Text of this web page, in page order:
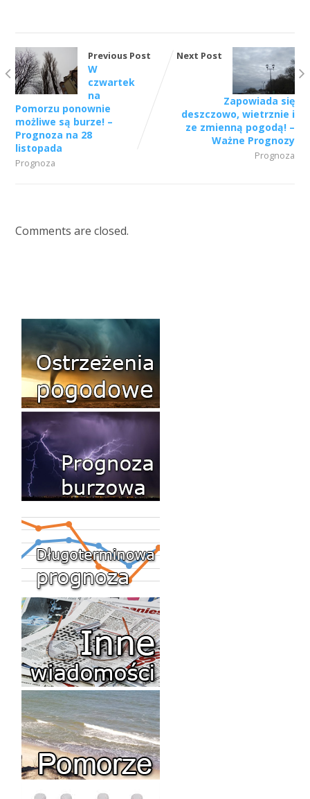
Previous Post
W
czwartek
na
Pomorzu ponownie
możliwe są burze! –
Prognoza na 28
listopada
Prognoza
Next Post
Zapowiada się
deszczowo, wietrznie i
ze zmienną pogodą! –
Ważne Prognozy
Prognoza
Comments are closed.